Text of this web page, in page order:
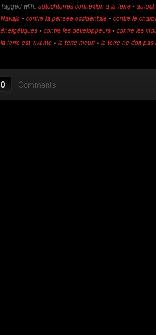
Tagged with: autochtones connexion à la terre •
Navajo • contre la pensée occidentale • contre le
énergétiques • contre les développeurs • contre les
la terre est vivante • la terre meurt • la terre ne doit pas
0 Comments